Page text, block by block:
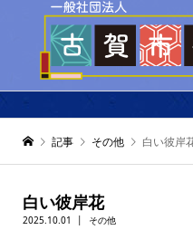
記事 その他 白い彼岸
白い彼岸花
2025.10.01 その他